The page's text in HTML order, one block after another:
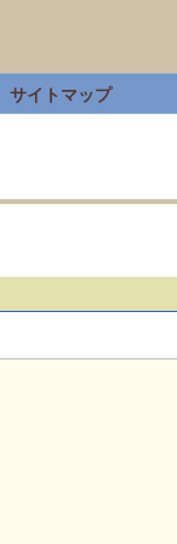
サイトマップ